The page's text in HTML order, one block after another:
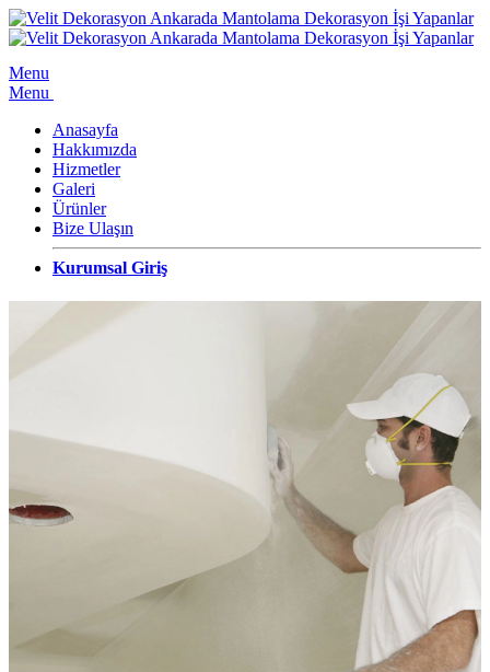
Menu
Menu
Anasayfa
Hakkımızda
Hizmetler
Galeri
Ürünler
Bize Ulaşın
Kurumsal Giriş